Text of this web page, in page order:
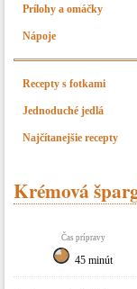
Prílohy a omáčky
Nápoje
Recepty s fotkami
Jednoduché jedlá
Najčítanejšie recepty
Krémová
Čas prípravy
45 minút